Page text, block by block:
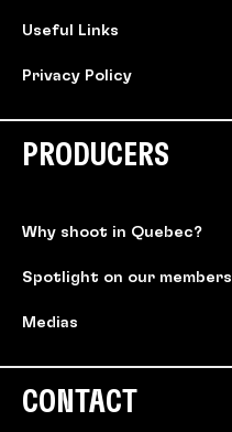
Useful Links
Privacy Policy
PRODUCERS
Why shoot in Quebec?
Spotlight on our members
Medias
CONTACT